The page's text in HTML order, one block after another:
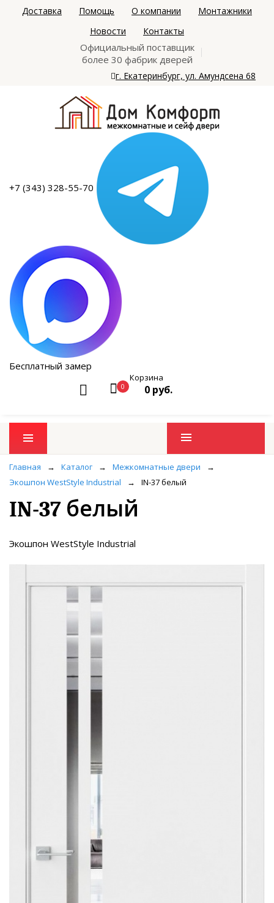
Доставка Помощь О компании
Монтажники
Новости
Контакты
Официальный поставщик
более 30 фабрик дверей
г. Екатеринбург, ул. Амундсена 68
+7 (343) 328-55-70
Бесплатный замер
0
Корзина
0 руб.
Промо товары
Главная → Каталог → Межкомнатные двери
→
Экошпон WestStyle Industrial
→ IN-37 белый
IN-37 белый
Экошпон WestStyle Industrial